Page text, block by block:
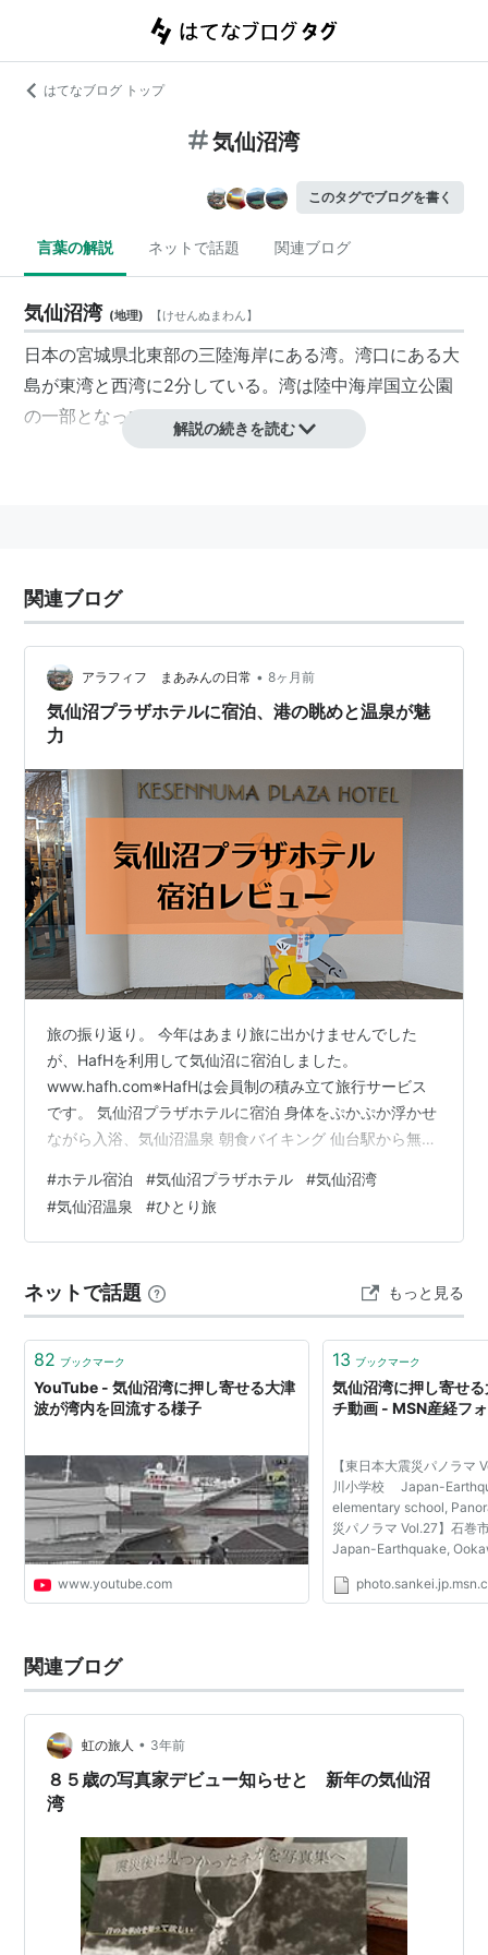
はてなブログ トップ
気仙沼湾
このタグでブログを書く
言葉の解説 ネットで話題 関連ブログ
気仙沼湾 (地理) 【けせんぬまわん】
日本の宮城県北東部の三陸海岸にある湾。湾口にある大
島が東湾と西湾に2分している。湾は陸中海岸国立公園
の一部となっている。
解説の続きを読む
関連ブログ
アラフィフ まあみんの日常 • 8ヶ月前
気仙沼プラザホテルに宿泊、港の眺めと温泉が魅
力
旅の振り返り。 今年はあまり旅に出かけませんでした
が、HafHを利用して気仙沼に宿泊しました。
www.hafh.com※HafHは会員制の積み立て旅行サービス
です。 気仙沼プラザホテルに宿泊 身体をぷかぷか浮かせ
ながら入浴、気仙沼温泉 朝食バイキング 仙台駅から無料
気仙沼湾を見渡せる高台に建つ気仙沼プラザホテル。 仙
台から車で2時間半ほどの距離。 同じ県内に住んでいて
も遠くてなかなか行くことがなかった場所です。 HafHの
かなと検討し見つけたのが気仙沼プラザホテルです。
HafHについて詳し…
#ホテル宿泊 #気仙沼プラザホテル #気仙沼湾
#気仙沼温泉 #ひとり旅
ネットで話題 もっと見る
82 ブックマーク
YouTube - 気仙沼湾に押し寄せる大津
波が湾内を回流する様子
www.youtube.com
13 ブックマーク
気仙沼湾に押し寄せ
チ動画 - MSN産経フ
【東日本大震災パノラマ
川小学校 Japan-
elementary school,
災パノラマ Vol.27】石
Japan-Earthquake,
関連ブログ
虹の旅人 • 3年前
８５歳の写真家デビュー知らせと 新年の気仙沼
湾